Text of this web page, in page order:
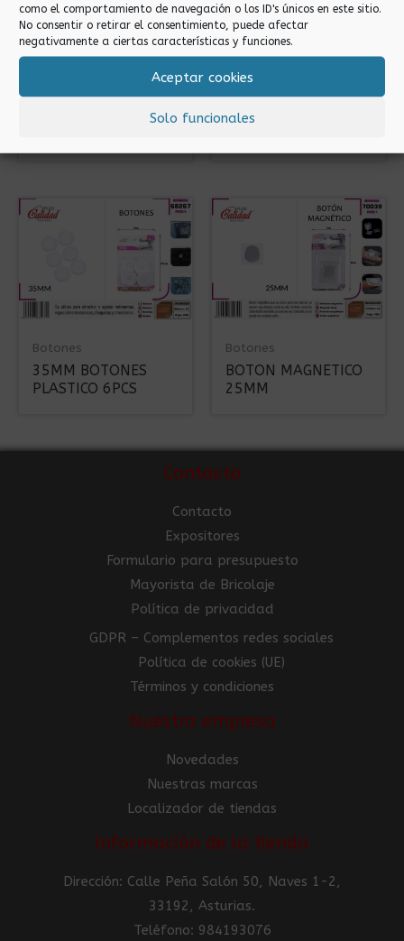
como el comportamiento de navegación o los ID's únicos en este sitio.
No consentir o retirar el consentimiento, puede afectar
negativamente a ciertas características y funciones.
Aceptar cookies
Solo funcionales
Botones
BOTONES MEDIDA
Botones
35MM BOTONES
Botones
35MM BOTONES
PLASTICO 6PCS
Botones
BOTON MAGNETICO
25MM
Contacto
Contacto
Expositores
Formulario para presupuesto
Mayorista de Bricolaje
Política de privacidad
GDPR – Complementos redes sociales
Política de cookies (UE)
Términos y condiciones
Nuestra empresa
Novedades
Nuestras marcas
Localizador de tiendas
Información de la tienda
Dirección: Calle Peña Salón 50, Naves 1-2,
33192, Asturias.
Teléfono: 984193076